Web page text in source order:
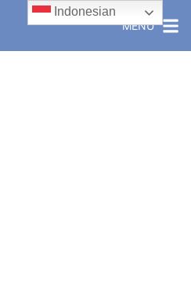
MENU
Indonesian